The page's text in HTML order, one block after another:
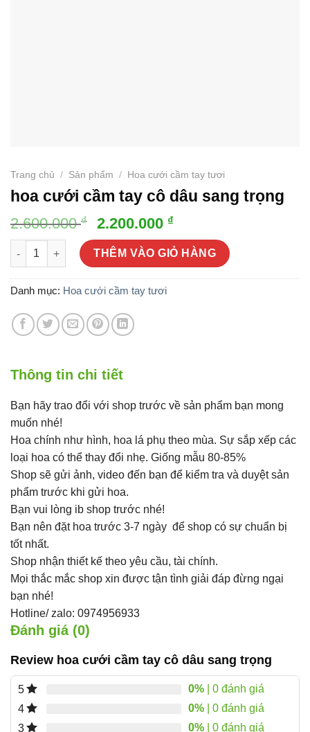
Trang chủ / Sản phẩm / Hoa cưới cầm tay tươi
hoa cưới cầm tay cô dâu sang trọng
2.600.000₫
Giá
gốc
là:
2.600.000 ₫.
2.200.000 ₫Giá
hiện
tại
là:
hoa cưới cầm tay cô dâu sang trọng số lượng
THÊM VÀO GIỎ HÀNG
Danh mục: Hoa cưới cầm tay tươi
Thông tin chi tiết
Bạn hãy trao đổi với shop trước về sản phẩm bạn mong
muốn nhé!
Hoa chính như hình, hoa lá phụ theo mùa. Sự sắp xếp các
loại hoa có thể thay đổi nhẹ. Giống mẫu 80-85%
Shop sẽ gửi ảnh, video đến bạn để kiểm tra và duyệt sản
phẩm trước khi gửi hoa.
Bạn vui lòng ib shop trước nhé!
Bạn nên đặt hoa trước 3-7 ngày để shop có sự chuẩn bị
tốt nhất.
Shop nhận thiết kế theo yêu cầu, tài chính.
Mọi thắc mắc shop xin được tận tình giải đáp đừng ngại
bạn nhé!
Hotline/ zalo: 0974956933
Đánh giá (0)
Review hoa cưới cầm tay cô dâu sang trọng
5 0% | 0 đánh giá
4
0% | 0 đánh giá
3
0% | 0 đánh giá